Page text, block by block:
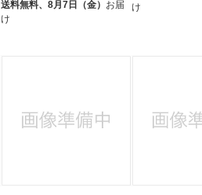
送料無料、8月7日（金） お届
け
け